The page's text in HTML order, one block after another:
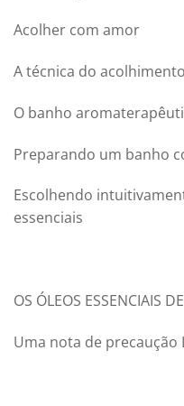
Acolher com amor
A técnica do acolhimento
O banho
Preparando um banho
Escolhendo
essenciais
OS ÓLEOS ESSENCIAIS
Uma nota de precaução